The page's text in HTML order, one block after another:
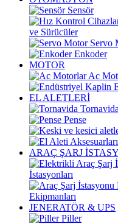
Sensör
ve Sürücüler
Servo
Enkoder
MOTOR
Ac
EL ALETLERİ
Tornavida
Pense
ARAÇ ŞARJ
İstasyonları
Ekipmanları
JENERATÖR & UPS
Piller